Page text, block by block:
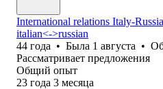
International relations Italy-
italian<->russian
44 года • Была 1 августа •
Рассматривает предложения
Общий опыт
23 года 3 месяца